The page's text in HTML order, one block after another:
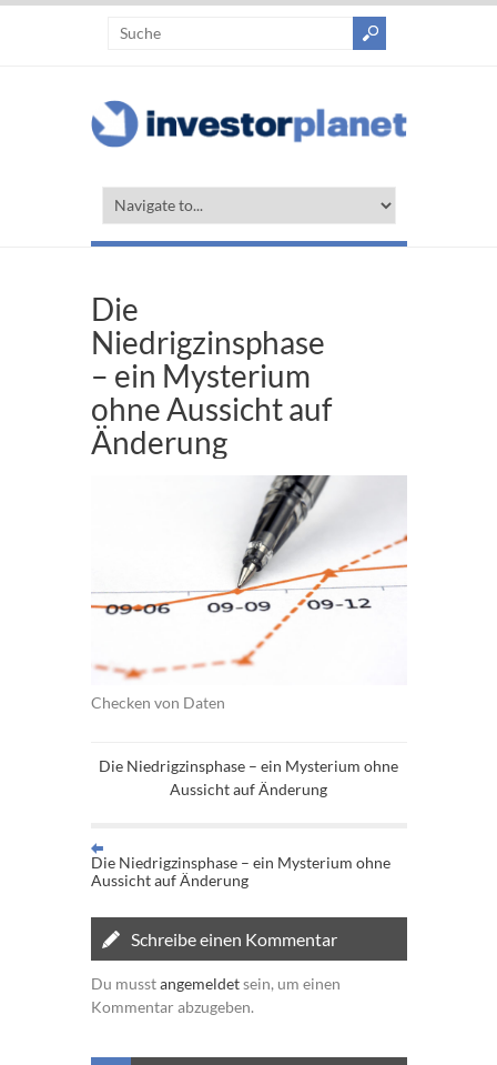
Die
Niedrigzinsphase
– ein Mysterium
ohne Aussicht auf
Änderung
Checken von Daten
Die Niedrigzinsphase – ein Mysterium ohne
Aussicht auf Änderung
Die Niedrigzinsphase – ein Mysterium ohne
Aussicht auf Änderung
Schreibe einen Kommentar
Du musstangemeldetsein, um einen
Kommentar abzugeben.